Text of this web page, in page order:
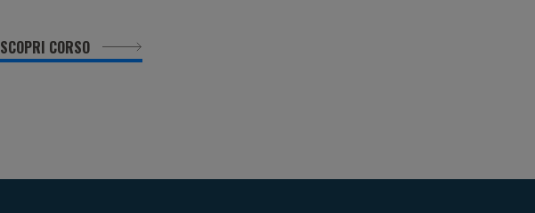
SCOPRI CORSO